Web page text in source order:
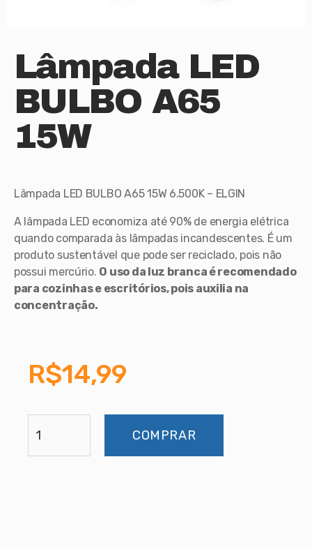
Lâmpada LED
BULBO A65
15W
Lâmpada LED BULBO A65 15W 6.500K – ELGIN
A lâmpada LED economiza até 90% de energia elétrica
quando comparada às lâmpadas incandescentes. É um
produto sustentável que pode ser reciclado, pois não
possui mercúrio. O uso da luz branca é recomendado
para cozinhas e escritórios, pois auxilia na
concentração.
R$14,99
COMPRAR